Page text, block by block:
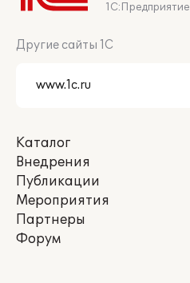
1С:Предприятие
Другие сайты 1С
Каталог
Внедрения
Публикации
Мероприятия
Партнеры
Форум